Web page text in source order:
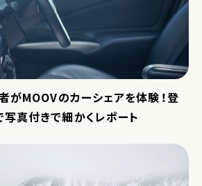
がMOOVのカーシェアを体験！登
真付きで細かくレポート